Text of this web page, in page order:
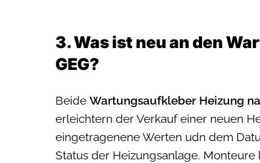
3. Was ist neu an den
GEG?
Beide Wartungsaufkleber Heizung
erleichtern der Verkauf einer neuen
eingetragenene Werten udn dem
Status der Heizungsanlage.